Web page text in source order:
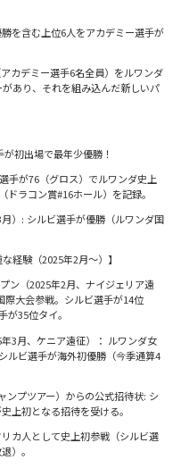
を含む上位6人をアカデミー選手が
カデミー選手6名全員）をルワンダ
あり、それを組み込んだ新しいパ
初出場で最年少優勝！
手が76（グロス）でルワンダ史上
ラコン賞#16ホール）を記録。
）: シルビ選手が優勝（ルワンダ国
経験（2025年2月〜）】
ン（2025年2月、ナイジェリア遠
大会参戦。シルビ選手が14位
が35位タイ。
3月、ケニア遠征）： ルワンダ女
ルビ選手が海外初優勝（今季通算4
ンプツアー）からの公式招待状: シ
上初となる招待を受ける。
カ人として史上初参戦（シルビ選
）。